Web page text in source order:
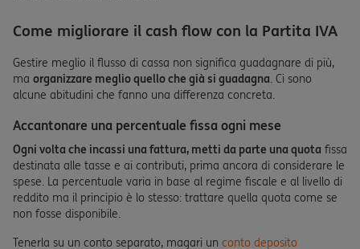
Come migliorare il cash flow con la Partita IVA
Gestire meglio il flusso di cassa non significa guadagnare di più,
ma organizzare meglio quello che già si guadagna. Ci sono
alcune abitudini che fanno una differenza concreta.
Accantonare una percentuale fissa ogni mese
Ogni volta che incassi una fattura, metti da parte una quota fissa
destinata alle tasse e ai contributi, prima ancora di considerare le
spese. La percentuale varia in base al regime fiscale e al livello di
reddito ma il principio è lo stesso: trattare quella quota come se
non fosse disponibile.
Tenerla su un conto separato, magari un conto deposito